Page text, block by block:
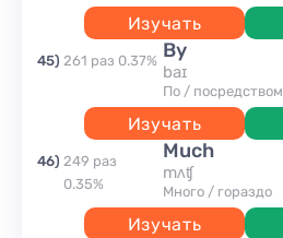
Изучать
45) 261 раз 0.37% by
baɪ
по / посредством
Изучать
46) 249 раз
0.35%
much
mʌʧ
много / гораздо
Изучать